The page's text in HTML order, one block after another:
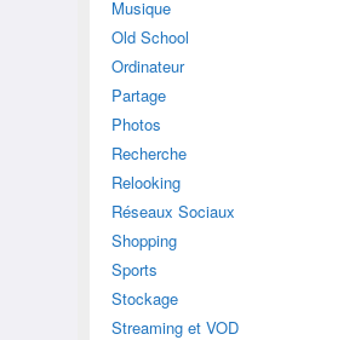
Musique
Old School
Ordinateur
Partage
Photos
Recherche
Relooking
Réseaux Sociaux
Shopping
Sports
Stockage
Streaming et VOD